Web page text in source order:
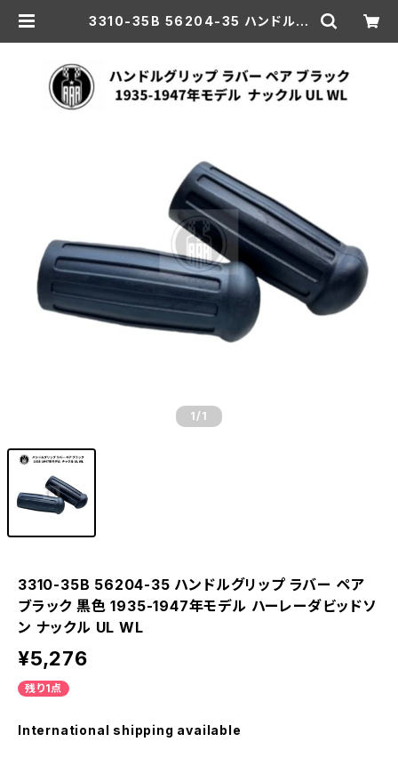
3310-35B 56204-35 ハンドルグ
1 /1
3310-35B 56204-35 ハンドルグリップ ラバー ペア
ブラック 黒色 1935-1947年モデル ハーレーダビッドソ
ン ナックル UL WL
¥5,276
残り1点
International shipping available